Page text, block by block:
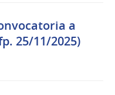
a
25/11/2025)